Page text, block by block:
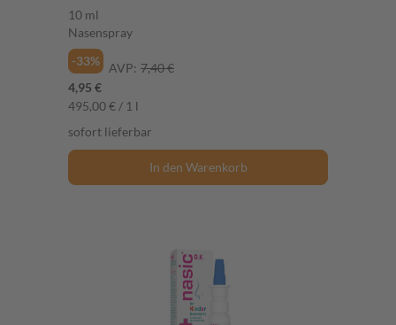
10 ml
Nasenspray
-33% AVP: 7,40 €
4,95 €
495,00 € / 1 l
sofort lieferbar
In den Warenkorb